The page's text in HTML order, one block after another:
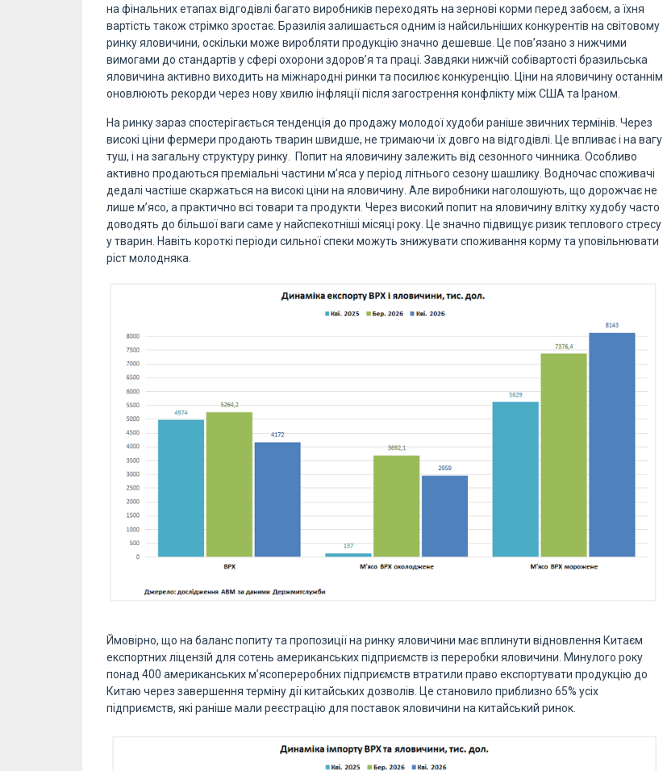
на фінальних етапах відгодівлі багато виробників переходять на зернові корми перед забоєм, а їхня
вартість також стрімко зростає. Бразилія залишається одним із найсильніших конкурентів на світовому
ринку яловичини, оскільки може виробляти продукцію значно дешевше. Це пов’язано з нижчими
вимогами до стандартів у сфері охорони здоров’я та праці. Завдяки нижчій собівартості бразильська
яловичина активно виходить на міжнародні ринки та посилює конкуренцію. Ціни на яловичину останнім
оновлюють рекорди через нову хвилю інфляції після загострення конфлікту між США та Іраном.
На ринку зараз спостерігається тенденція до продажу молодої худоби раніше звичних термінів. Через
високі ціни фермери продають тварин швидше, не тримаючи їх довго на відгодівлі. Це впливає і на вагу
туш, і на загальну структуру ринку. Попит на яловичину залежить від сезонного чинника. Особливо
активно продаються преміальні частини м’яса у період літнього сезону шашлику. Водночас споживачі
дедалі частіше скаржаться на високі ціни на яловичину. Але виробники наголошують, що дорожчає не
лише м’ясо, а практично всі товари та продукти. Через високий попит на яловичину влітку худобу часто
доводять до більшої ваги саме у найспекотніші місяці року. Це значно підвищує ризик теплового стресу
у тварин. Навіть короткі періоди сильної спеки можуть знижувати споживання корму та уповільнювати
ріст молодняка.
Ймовірно, що на баланс попиту та пропозиції на ринку яловичини має вплинути відновлення Китаєм
експортних ліцензій для сотень американських підприємств із переробки яловичини. Минулого року
понад 400 американських м’ясопереробних підприємств втратили право експортувати продукцію до
Китаю через завершення терміну дії китайських дозволів. Це становило приблизно 65% усіх
підприємств, які раніше мали реєстрацію для поставок яловичини на китайський ринок.